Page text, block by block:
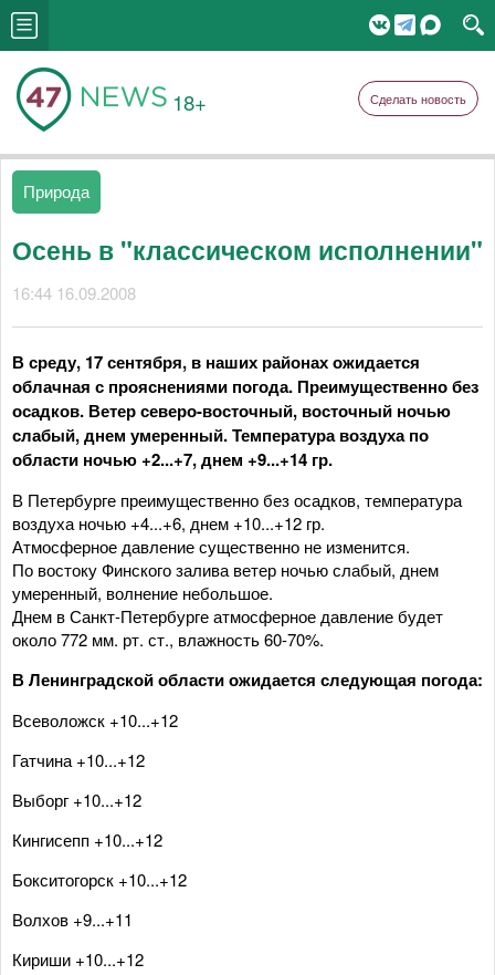
18+ Сделать новость
Природа
Осень в "классическом исполнении"
16:44 16.09.2008
В среду, 17 сентября, в наших районах ожидается
облачная с прояснениями погода. Преимущественно без
осадков. Ветер северо-восточный, восточный ночью
слабый, днем умеренный. Температура воздуха по
области ночью +2...+7, днем +9...+14 гр.
В Петербурге преимущественно без осадков, температура
воздуха ночью +4...+6, днем +10...+12 гр.
Атмосферное давление существенно не изменится.
По востоку Финского залива ветер ночью слабый, днем
умеренный, волнение небольшое.
Днем в Санкт-Петербурге атмосферное давление будет
около 772 мм. рт. ст., влажность 60-70%.
В Ленинградской области ожидается следующая погода:
Всеволожск +10...+12
Гатчина +10...+12
Выборг +10...+12
Кингисепп +10...+12
Бокситогорск +10...+12
Волхов +9...+11
Кириши +10...+12